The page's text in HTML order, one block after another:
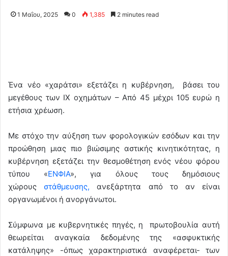
1 Μαΐου, 2025 0 1,385 2 minutes read
Ένα νέο «χαράτσι» εξετάζει η κυβέρνηση, βάσει του
μεγέθους των ΙΧ οχημάτων – Από 45 μέχρι 105 ευρώ η
ετήσια χρέωση.
Με στόχο την αύξηση των φορολογικών εσόδων και την
προώθηση μιας πιο βιώσιμης αστικής κινητικότητας, η
κυβέρνηση εξετάζει την θεσμοθέτηση ενός νέου φόρου
τύπου «ΕΝΦΙΑ», για όλους τους δημόσιους
χώρους στάθμευσης, ανεξάρτητα από το αν είναι
οργανωμένοι ή ανοργάνωτοι.
Σύμφωνα με κυβερνητικές πηγές, η πρωτοβουλία αυτή
θεωρείται αναγκαία δεδομένης της «ασφυκτικής
κατάληψης» -όπως χαρακτηριστικά αναφέρεται- των